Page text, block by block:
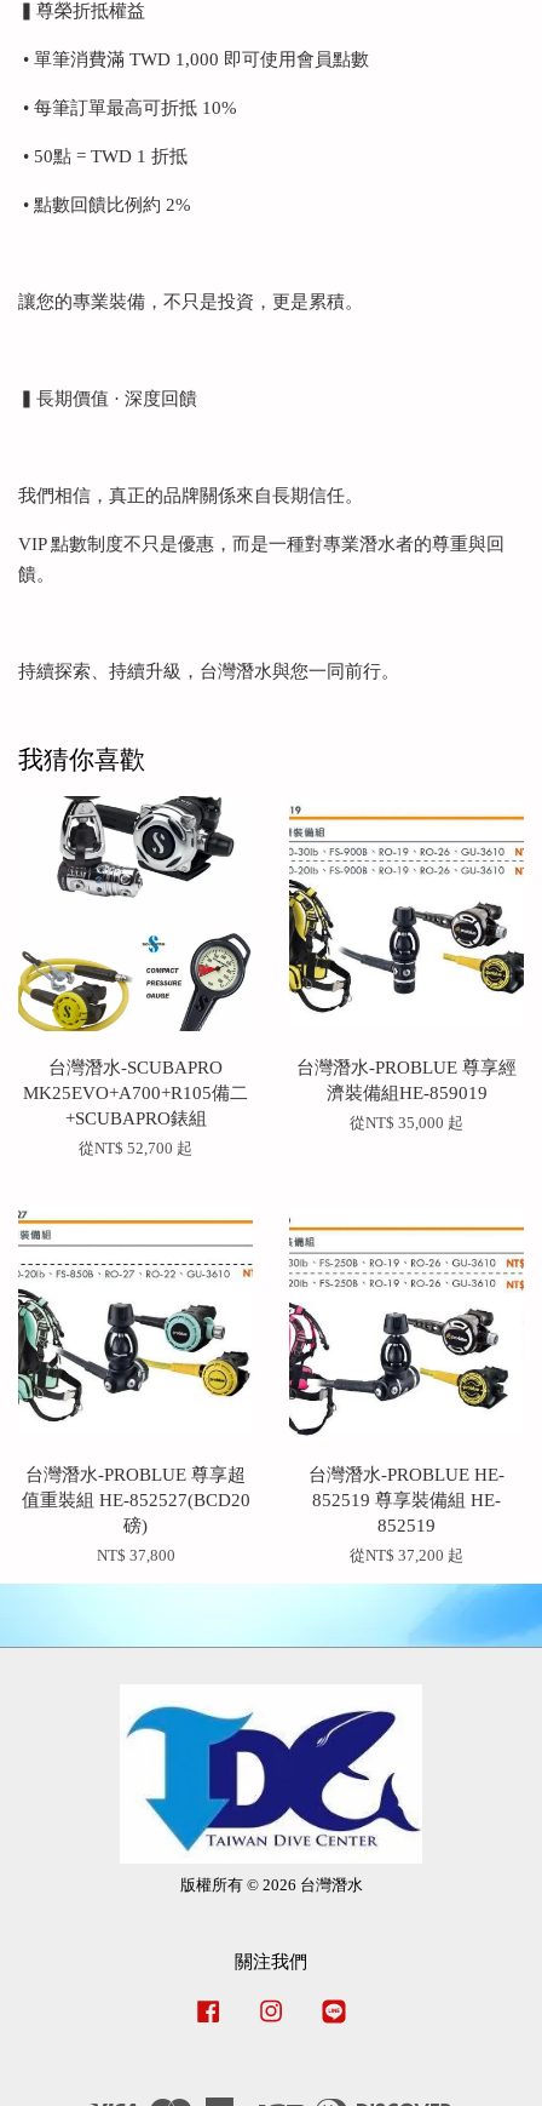
▍尊榮折抵權益
• 單筆消費滿 TWD 1,000 即可使用會員點數
• 每筆訂單最高可折抵 10%
• 50點 = TWD 1 折抵
• 點數回饋比例約 2%
讓您的專業裝備，不只是投資，更是累積。
▍長期價值 · 深度回饋
我們相信，真正的品牌關係來自長期信任。
VIP 點數制度不只是優惠，而是一種對專業潛水者的尊重與回
饋。
持續探索、持續升級，台灣潛水與您一同前行。
我猜你喜歡
台灣潛水-SCUBAPRO
MK25EVO+A700+R105備二
+SCUBAPRO錶組
從NT$ 52,700 起
台灣潛水-PROBLUE 尊享經
濟裝備組HE-859019
從NT$ 35,000 起
台灣潛水-PROBLUE 尊享超
值重裝組 HE-852527(BCD20
磅)
NT$ 37,800
台灣潛水-PROBLUE HE-
852519 尊享裝備組 HE-
852519
從NT$ 37,200 起
版權所有 © 2026 台灣潛水
關注我們
Facebook Instagram